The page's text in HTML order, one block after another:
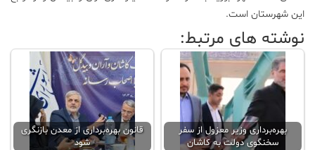
این شهرستان است.
نوشته های مرتبط:
بهره‌برداری وزیر معزول از سفر
سخنگوی دولت به کاشان
قانون بهره‌برداری از معدن بازنگری
شود